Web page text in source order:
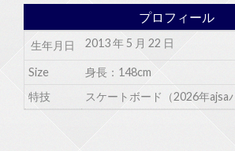
プロフィール
生年月日 2013 年 5 月 22 日
Size
身長：148cm
特技
スケートボード（2026年